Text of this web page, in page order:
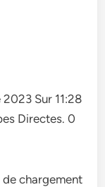
Sur 11:28
Directes. 0
chargement